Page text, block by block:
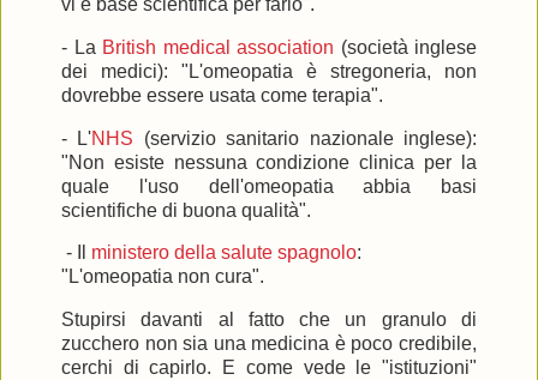
- La British medical association (società inglese
dei medici): "L'omeopatia è stregoneria, non
dovrebbe essere usata come terapia".
- L'NHS (servizio sanitario nazionale inglese):
"Non esiste nessuna condizione clinica per la
quale l'uso dell'omeopatia abbia basi
scientifiche di buona qualità".
- Il ministero della salute spagnolo:
"L'omeopatia non cura".
Stupirsi davanti al fatto che un granulo di
zucchero non sia una medicina è poco credibile,
cerchi di capirlo. E come vede le "istituzioni"